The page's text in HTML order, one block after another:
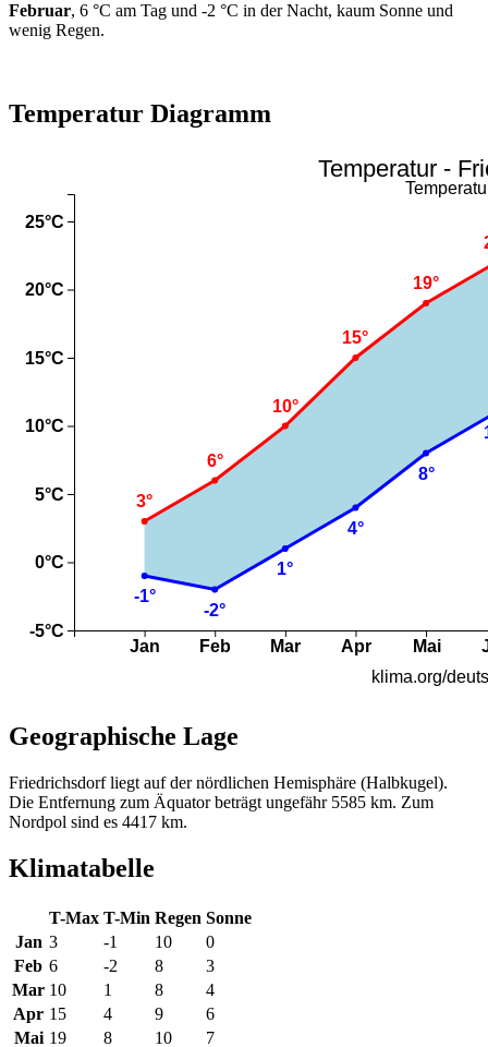
Februar, 6 °C am Tag und -2 °C in der Nacht, kaum Sonne und
wenig Regen.
Temperatur Diagramm
Geographische Lage
Friedrichsdorf liegt auf der nördlichen Hemisphäre (Halbkugel).
Die Entfernung zum Äquator beträgt ungefähr 5585 km. Zum
Nordpol sind es 4417 km.
Klimatabelle
T-Max T-Min Regen Sonne
Jan 3 -1 10
0
Feb 6 -2 8
3
Mar 10 1 8
4
Apr 15 4 9
6
Mai 19 8 10 7